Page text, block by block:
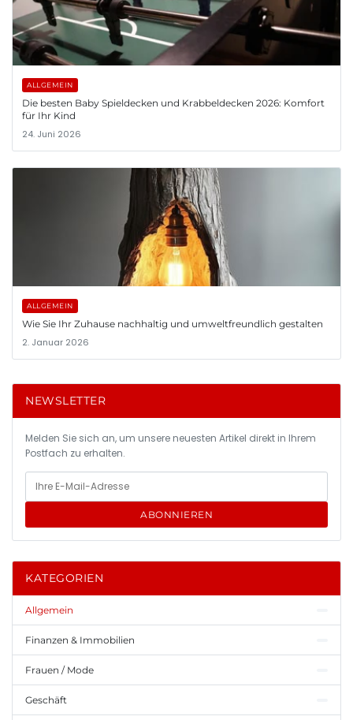
ALLGEMEIN
Die besten Baby Spieldecken und Krabbeldecken 2026: Komfort
für Ihr Kind
24. Juni 2026
ALLGEMEIN
Wie Sie Ihr Zuhause nachhaltig und umweltfreundlich gestalten
2. Januar 2026
NEWSLETTER
Melden Sie sich an, um unsere neuesten Artikel direkt in Ihrem
Postfach zu erhalten.
ABONNIEREN
KATEGORIEN
Allgemein
Finanzen & Immobilien
Frauen / Mode
Geschäft